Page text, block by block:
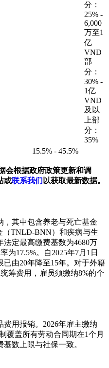
分：
25% -
6,000
万至1
亿
VND
部
分：
30% -
1亿
VND
及以
上部
分：
35%
15.5% - 45.5%
会根据政府政策更新和调
或联系我们 以获取最新数据。
，其中包含养老与死亡基金
（TNLĐ-BNN）和疾病与生
法定最高缴费基数为4680万
为17.5%。自2025年7月1日
由20年降至15年。对于外籍
筹费用，雇员须缴纳8%的个
用报销。2026年雇主缴纳
覆盖所有劳动合同期在1个月
数上限与社保一致。